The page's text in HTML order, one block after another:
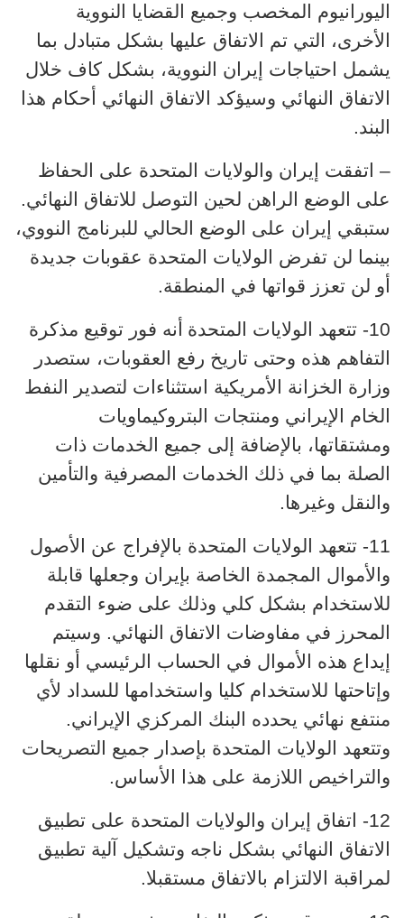
اليورانيوم المخصب وجميع القضايا النووية
الأخرى، التي تم الاتفاق عليها بشكل متبادل بما
يشمل احتياجات إيران النووية، بشكل كاف خلال
الاتفاق النهائي وسيؤكد الاتفاق النهائي أحكام هذا
البند.
– اتفقت إيران والولايات المتحدة على الحفاظ
على الوضع الراهن لحين التوصل للاتفاق النهائي.
ستبقي إيران على الوضع الحالي للبرنامج النووي،
بينما لن تفرض الولايات المتحدة عقوبات جديدة
أو لن تعزز قواتها في المنطقة.
10- تتعهد الولايات المتحدة
أنه فور توقيع مذكرة
التفاهم هذه وحتى تاريخ رفع العقوبات، ستصدر
وزارة الخزانة الأمريكية استثناءات لتصدير النفط
الخام الإيراني ومنتجات البتروكيماويات
ومشتقاتها، بالإضافة إلى جميع الخدمات ذات
الصلة بما في ذلك الخدمات المصرفية والتأمين
والنقل وغيرها.
11- تتعهد الولايات المتحدة بالإفراج عن الأصول
والأموال المجمدة الخاصة بإيران وجعلها قابلة
للاستخدام بشكل كلي وذلك على ضوء التقدم
المحرز في مفاوضات الاتفاق النهائي. وسيتم
إيداع هذه الأموال في الحساب الرئيسي أو نقلها
وإتاحتها للاستخدام كليا واستخدامها للسداد لأي
منتفع نهائي يحدده البنك المركزي الإيراني.
وتتعهد الولايات المتحدة بإصدار جميع التصريحات
والتراخيص اللازمة على هذا الأساس.
12- اتفاق إيران والولايات المتحدة على تطبيق
الاتفاق النهائي بشكل ناجه وتشكيل آلية تطبيق
لمراقبة الالتزام بالاتفاق مستقبلا.